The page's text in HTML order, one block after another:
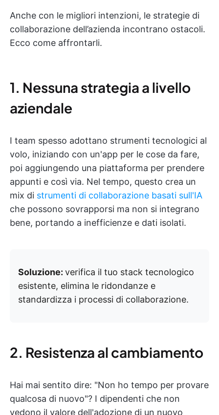
Anche con le migliori intenzioni, le strategie di
collaborazione dell’azienda incontrano ostacoli.
Ecco come affrontarli.
1. Nessuna strategia a livello
aziendale
I team spesso adottano strumenti tecnologici al
volo, iniziando con un'app per le cose da fare,
poi aggiungendo una piattaforma per prendere
appunti e così via. Nel tempo, questo crea un
mix di strumenti di collaborazione basati sull'IA
che possono sovrapporsi ma non si integrano
bene, portando a inefficienze e dati isolati.
Soluzione: verifica il tuo stack tecnologico
esistente, elimina le ridondanze e
standardizza i processi di collaborazione.
2. Resistenza al cambiamento
Hai mai sentito dire: "Non ho tempo per provare
qualcosa di nuovo"? I dipendenti che non
vedono il valore dell'adozione di un nuovo